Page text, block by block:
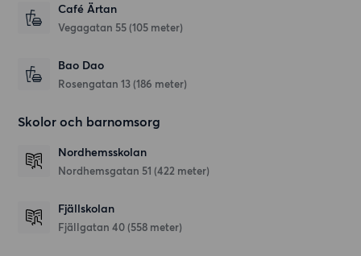
Café Ärtan
Vegagatan 55 (105 meter)
Bao Dao
Rosengatan 13 (186 meter)
Skolor och barnomsorg
Nordhemsskolan
Nordhemsgatan 51 (422 meter)
Fjällskolan
Fjällgatan 40 (558 meter)